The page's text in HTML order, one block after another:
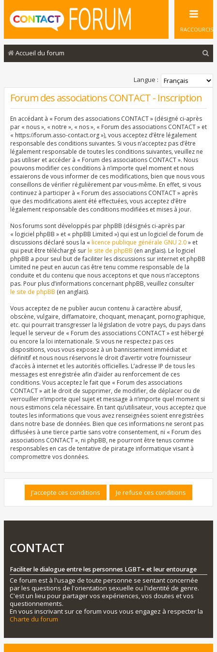
RACCOURCIS
Accueil du forum
c
Langue :
Forum des associations CONTACT - Inscription
En accédant à « Forum des associations CONTACT » (désigné ci-après
par « nous », « notre », « nos », « Forum des associations CONTACT » et
« https://forum.asso-contact.org »), vous acceptez d’être légalement
responsable des conditions suivantes. Si vous n’acceptez pas d’être
légalement responsable de toutes les conditions suivantes, veuillez ne
pas utiliser et accéder à « Forum des associations CONTACT ». Nous
pouvons modifier ces conditions à n’importe quel moment et nous
essaierons de vous informer de ces modifications, bien que nous vous
conseillons de vérifier régulièrement par vous-même. En effet, si vous
continuez à participer à « Forum des associations CONTACT » après
que des modifications aient été effectuées, vous acceptez d’être
légalement responsable des conditions modifiées et mises à jour.
Nos forums sont développés par phpBB (désignés ci-après par
« logiciel phpBB » et « phpBB Limited ») qui est un logiciel de forum de
discussions déclaré sous la « licence publique générale GNU 2.0» et
qui peut être téléchargé surle site de phpBB (en anglais). Le logiciel
phpBB a pour seul but de faciliter les discussions sur internet et phpBB
Limited ne peut en aucun cas être tenu comme responsable de la
conduite et du contenu que nous acceptons et que nous n’acceptons
pas. Pour plus d’informations concernant phpBB, veuillez consulter
le site de phpBB (en anglais).
Vous acceptez de ne publier aucun contenu à caractère abusif,
obscène, vulgaire, diffamatoire, choquant, menaçant, pornographique,
etc. qui pourrait transgresser la législation de votre pays, du pays dans
lequel le serveur de « Forum des associations CONTACT » est hébergé
ou encore la loi internationale. Si vous ne respectez pas ces
dispositions, vous vous exposez à un bannissement immédiat et
définitif et nous nous réservons le droit d’avertir votre fournisseur
d’accès à internet et les autorités officielles. L’adresse IP de tous les
messages est enregistrée afin d’aider au renforcement de ces
conditions. Vous acceptez le fait que « Forum des associations
CONTACT » ait le droit de supprimer, de modifier, de déplacer ou de
verrouiller n’importe quel sujet et message à n’importe quel moment si
nous estimons cela nécessaire. En tant qu’utilisateur, vous acceptez que
toutes les informations que vous avez renseignées soient enregistrées
dans notre base de données. Bien que ces informations ne seront pas
diffusées à une tierce partie sans votre consentement, ni « Forum des
associations CONTACT », ni phpBB, ne pourront être tenus comme
responsables en cas de tentative de piratage informatique visant à
compromettre vos données.
CONTACT
Faciliter le dialogue entre les personnes LGBT+ et leur entourage
Ce forum est à l'usage de toute personne se sentant concernée
par les questions de l'orientation sexuelle ou l'identité de genre.
C'est un lieu pour partager vos expériences, vos doutes et vos
questionnements.
En vous inscrivant sur ce forum vous vous engagez à respecter la
Charte du forum